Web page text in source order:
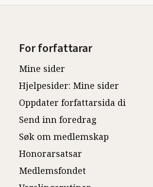
For forfattarar
Mine sider
Hjelpesider: Mine sider
Oppdater forfattarsida di
Send inn foredrag
Søk om medlemskap
Honorarsatsar
Medlemsfondet